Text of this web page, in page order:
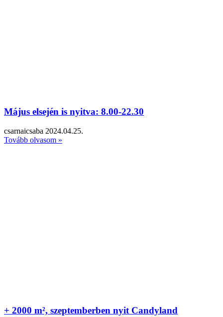
Május elsején is nyitva: 8.00-22.30
csarnaicsaba 2024.04.25.
Tovább olvasom »
+ 2000 m², szeptemberben nyit Candyland